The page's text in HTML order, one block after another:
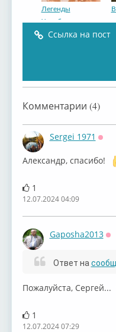
Легенды
Челябин...
Валерий Ярушин
Ссылка на пост
Комментарии (4)
Sergei 1971
Александр, спасибо!
1
12.07.2024 04:09
Gaposha2013
Ответ на
Пожалуйста, Сергей...
1
12.07.2024 07:29